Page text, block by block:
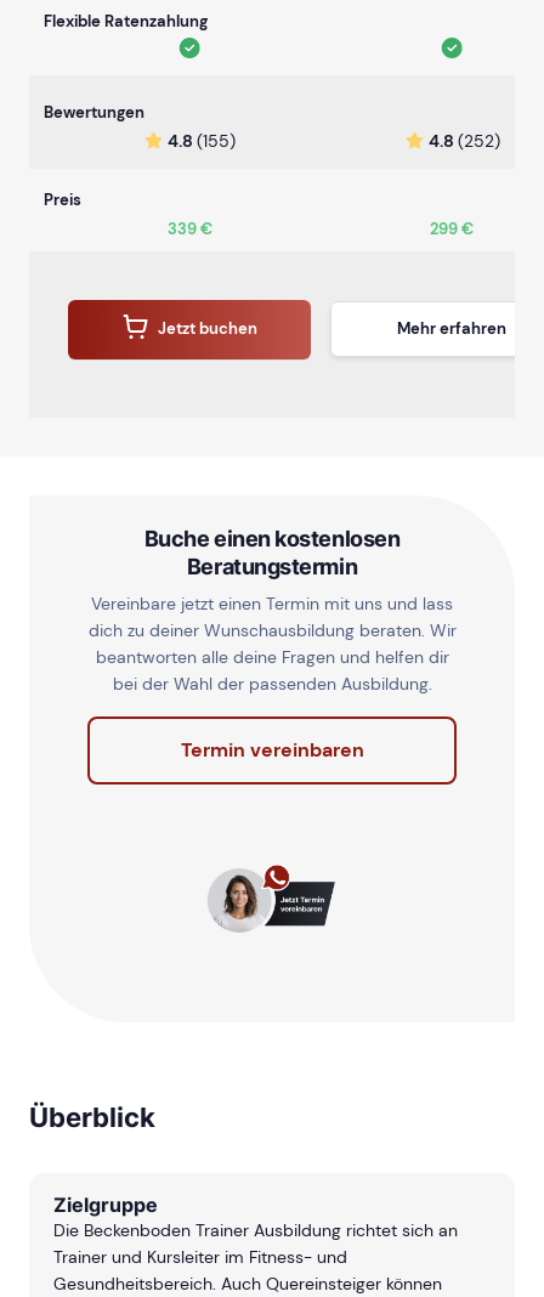
Flexible Ratenzahlung
Bewertungen
4.8 (155) 4.8 (252)
Preis
339 €
299 €
Jetzt buchen Mehr erfahren
Buche einen kostenlosen
Beratungstermin
Vereinbare jetzt einen Termin mit uns und lass
dich zu deiner Wunschausbildung beraten. Wir
beantworten alle deine Fragen und helfen dir
bei der Wahl der passenden Ausbildung.
Termin vereinbaren
Überblick
Zielgruppe
Die Beckenboden Trainer Ausbildung richtet sich an
Trainer und Kursleiter im Fitness- und
Gesundheitsbereich. Auch Quereinsteiger können